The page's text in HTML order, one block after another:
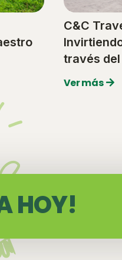
C&C
través
Ver más
HOY!